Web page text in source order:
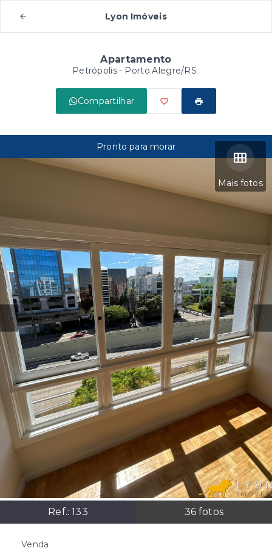
Lyon Imóveis
Apartamento
Petrópolis - Porto Alegre/RS
Compartilhar
Mais fotos
Ref.:133 36 fotos
Pronto para morar
Venda